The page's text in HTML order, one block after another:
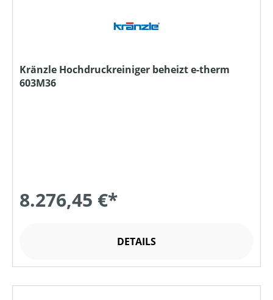
Kränzle Hochdruckreiniger beheizt e-therm
603M36
8.276,45 €*
DETAILS